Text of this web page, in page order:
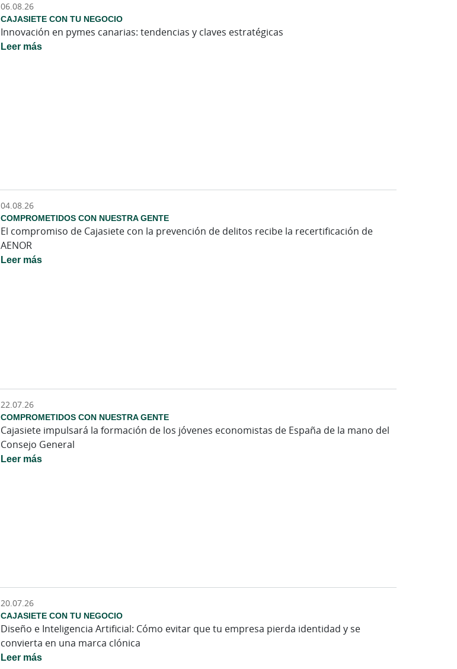
06.08.26
CAJASIETE CON TU NEGOCIO
Innovación en pymes canarias: tendencias y claves estratégicas
Leer más
04.08.26
COMPROMETIDOS CON NUESTRA GENTE
El compromiso de Cajasiete con la prevención de delitos recibe la recertificación de
AENOR
Leer más
22.07.26
COMPROMETIDOS CON NUESTRA GENTE
Cajasiete impulsará la formación de los jóvenes economistas de España de la mano del
Consejo General
Leer más
20.07.26
CAJASIETE CON TU NEGOCIO
Diseño e Inteligencia Artificial: Cómo evitar que tu empresa pierda identidad y se
convierta en una marca clónica
Leer más